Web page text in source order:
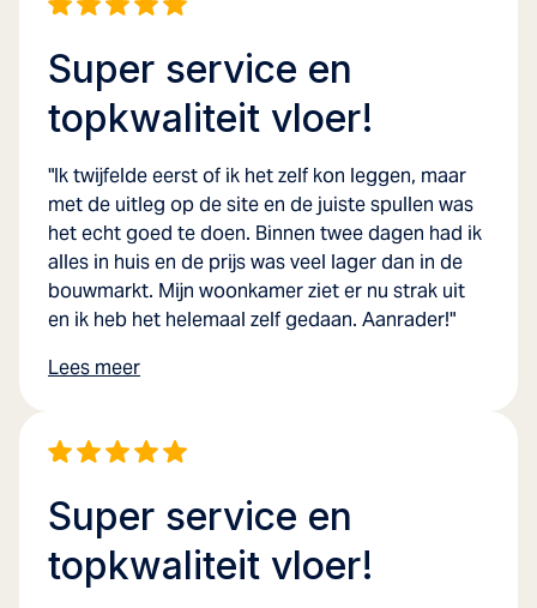
Super service en
topkwaliteit vloer!
"Ik twijfelde eerst of ik het zelf kon leggen, maar
met de uitleg op de site en de juiste spullen was
het echt goed te doen. Binnen twee dagen had ik
alles in huis en de prijs was veel lager dan in de
bouwmarkt. Mijn woonkamer ziet er nu strak uit
en ik heb het helemaal zelf gedaan. Aanrader!"
Lees meer
Super service en
topkwaliteit vloer!